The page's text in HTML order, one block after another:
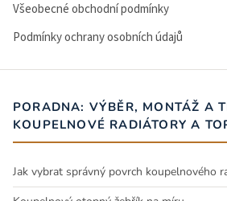
Všeobecné obchodní podmínky
Podmínky ochrany osobních údajů
PORADNA: VÝBĚR, MONTÁŽ A
KOUPELNOVÉ RADIÁTORY A
Jak vybrat správný povrch koupelnového